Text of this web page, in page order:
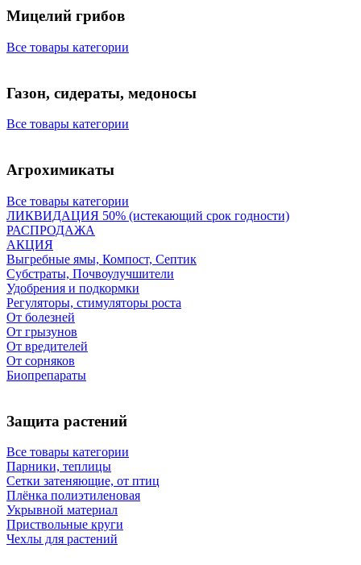
Мицелий грибов
Все товары категории
Газон, сидераты, медоносы
Все товары категории
Агрохимикаты
Все товары категории
ЛИКВИДАЦИЯ 50% (истекающий срок годности)
РАСПРОДАЖА
АКЦИЯ
Выгребные ямы, Компост, Септик
Субстраты, Почвоулучшители
Удобрения и подкормки
Регуляторы, стимуляторы роста
От болезней
От грызунов
От вредителей
От сорняков
Биопрепараты
Защита растений
Все товары категории
Парники, теплицы
Сетки затеняющие, от птиц
Плёнка полиэтиленовая
Укрывной материал
Приствольные круги
Чехлы для растений